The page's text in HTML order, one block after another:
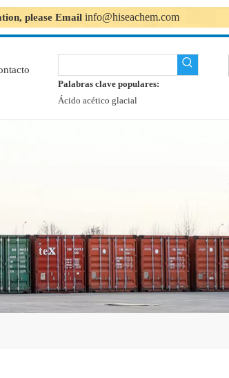
please Email info@hiseachem.com
Palabras clave populares:
Ácido acético glacial